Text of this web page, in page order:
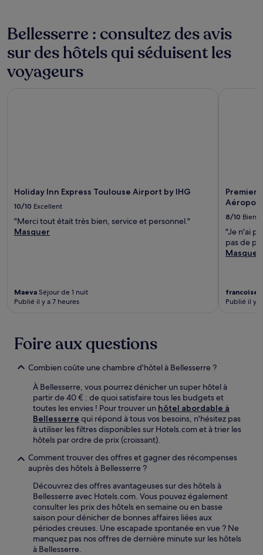
s’appliquer.
Bellesserre : consultez des avis
sur des hôtels qui séduisent les
voyageurs
Holiday Inn Express Toulouse Airport by IHG
10/10 Excellent
"Merci tout était très bien, service et personnel."
Masquer
Maeva Séjour de 1 nuit
Publié il y a 7 heures
Aéroport
8/10 Bien
"Je n'ai
pas de
Masquer
francoise
Publié il y
Foire aux questions
Combien coûte une chambre d'hôtel à Bellesserre ?
À Bellesserre, vous pourrez dénicher un super hôtel à
partir de 40 € : de quoi satisfaire tous les budgets et
toutes les envies ! Pour trouver un hôtel abordable à
Bellesserre qui répond à tous vos besoins, n'hésitez pas
à utiliser les filtres disponibles sur Hotels.com et à trier les
hôtels par ordre de prix (croissant).
Comment trouver des offres et gagner des récompenses
auprès des hôtels à Bellesserre ?
Découvrez des offres avantageuses sur des hôtels à
Bellesserre avec Hotels.com. Vous pouvez également
consulter les prix des hôtels en semaine ou en basse
saison pour dénicher de bonnes affaires liées aux
périodes creuses. Une escapade spontanée en vue ? Ne
manquez pas nos offres de dernière minute sur les hôtels
à Bellesserre.